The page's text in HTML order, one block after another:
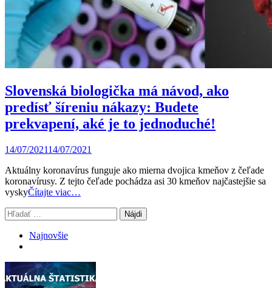
Slovenská biologička má návod, ako
predísť šíreniu nákazy: Budete
prekvapení, aké je to jednoduché!
14/07/202114/07/2021
Aktuálny koronavírus funguje ako mierna dvojica kmeňov z čeľade
koronavírusy. Z tejto čeľade pochádza asi 30 kmeňov najčastejšie sa
vyskyČítajte viac…
Hľadať:
Najnovšie